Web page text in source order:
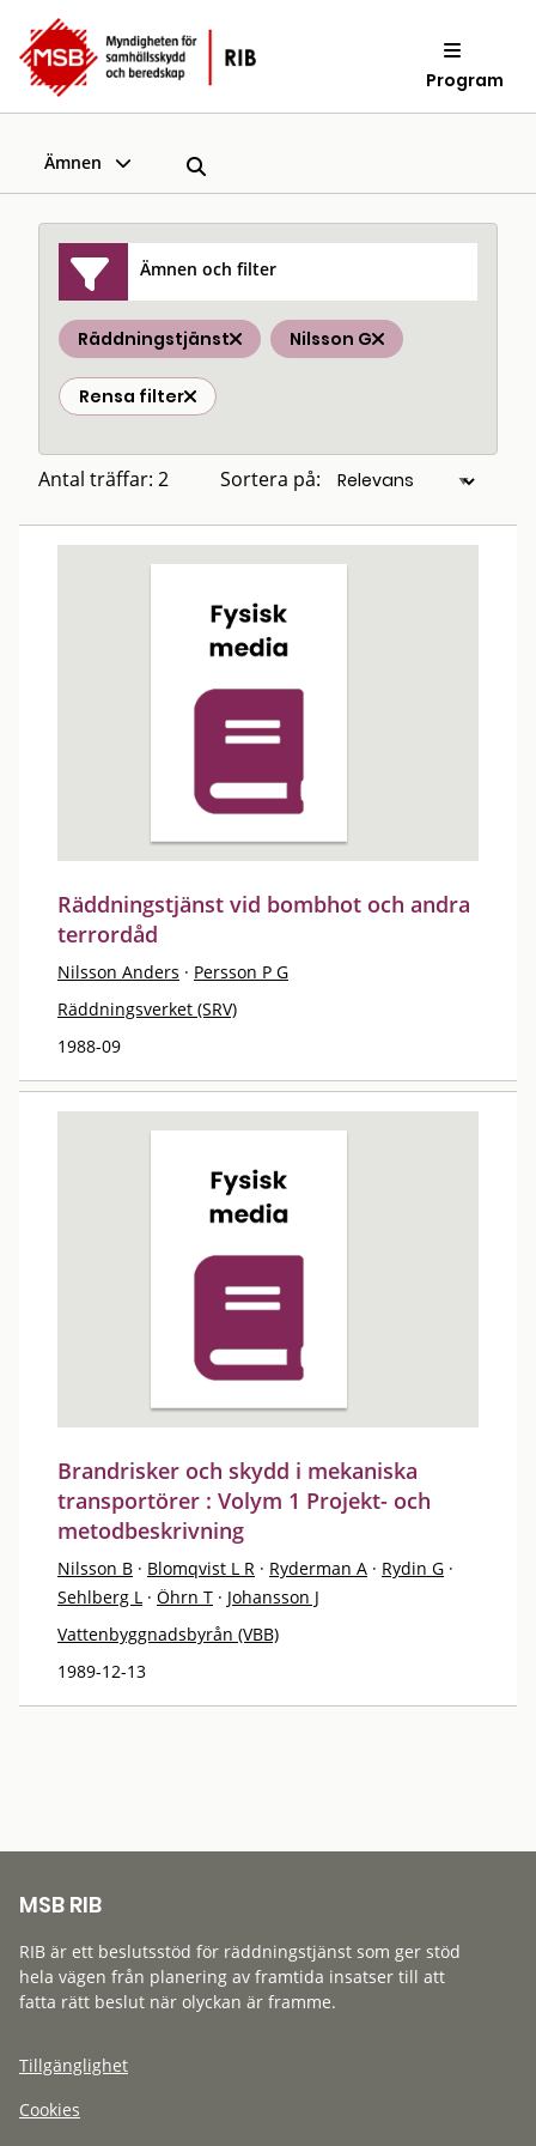
Program
Ämnen
Ämnen och filter
Räddningstjänst Nilsson G
Rensa filter
Antal träffar: 2 Sortera på:
Räddningstjänst vid bombhot och andra
terrordåd
Nilsson Anders · Persson P G
Räddningsverket (SRV)
1988-09
Brandrisker och skydd i mekaniska
transportörer : Volym 1 Projekt- och
metodbeskrivning
Nilsson B · Blomqvist L R · Ryderman A · Rydin G ·
Sehlberg L · Öhrn T · Johansson J
Vattenbyggnadsbyrån (VBB)
1989-12-13
MSB RIB
RIB är ett beslutsstöd för räddningstjänst som ger stöd
hela vägen från planering av framtida insatser till att
fatta rätt beslut när olyckan är framme.
Tillgänglighet
Cookies